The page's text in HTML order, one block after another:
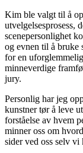
Kim ble valgt til å
utvelgelsesprosess,
scenepersonlighet
og evnen til å bruke
for en
minneverdige
jury.
Personlig har jeg
kunstner tør å leve
forståelse av hvem
minner oss om
sider ved oss selv